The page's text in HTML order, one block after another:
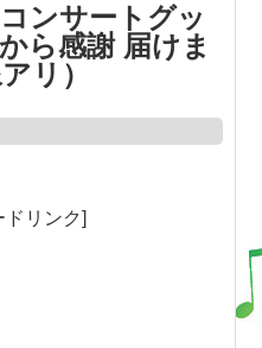
ンサートグッ
ら感謝 届けま
リ）
ドリンク]